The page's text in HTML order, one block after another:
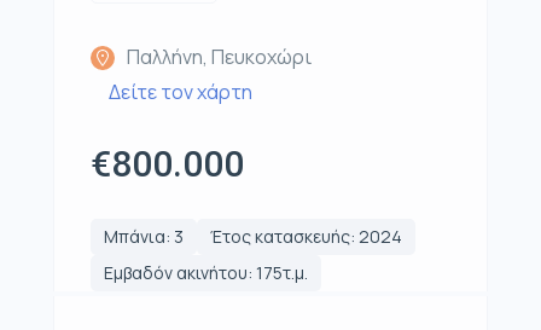
Παλλήνη, Πευκοχώρι
Δείτε τον χάρτη
€800.000
Μπάνια: 3
Έτος κατασκευής: 2024
Εμβαδόν ακινήτου: 175τ.μ.